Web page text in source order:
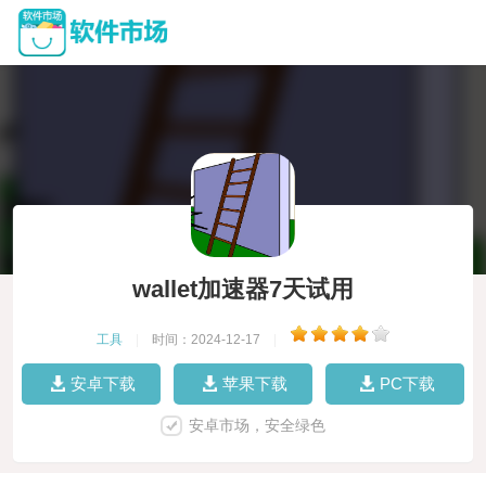
wallet加速器7天试用
工具 时间：2024-12-17
安卓下载 苹果下载 PC下载
安卓市场，安全绿色